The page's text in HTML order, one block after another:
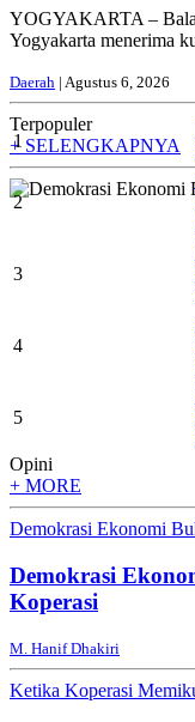
YOGYAKARTA –
Yogyakarta menerima
Daerah | Agustus 6, 2026
Terpopuler
+ SELENGKAPNYA
1
2
3
4
5
Opini
+ MORE
Demokrasi Ekonomi
Demokrasi
Koperasi
M. Hanif Dhakiri
Ketika Koperasi